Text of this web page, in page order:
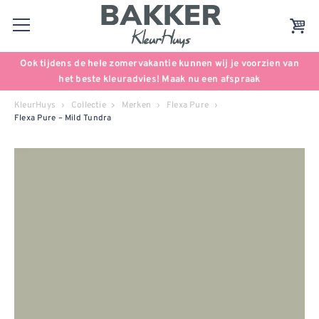
Ook tijdens de hele zomervakantie kunnen wij je voorzien van
het beste kleuradvies! Maak nu een afspraak
KleurHuys Collectie Merken Flexa Pure
Flexa Pure – Mild Tundra